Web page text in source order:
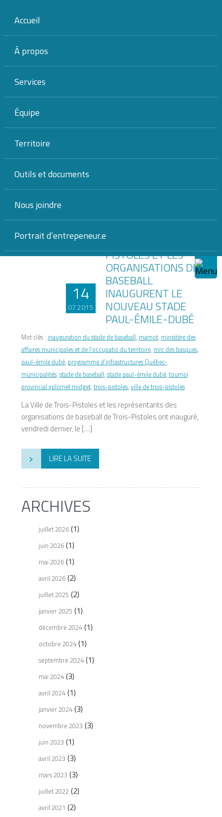
Accueil
À propos
Services
Équipe
Territoire
Outils et documents
Nous joindre
Portrait d’entrepeneur.e
Accueil>stade paul-émile dubé
Tous les articles :
paul-émile dubé
14
07 2015
LA VILLE DE TROIS-
PISTOLES ET LES
ORGANISATIONS DE
BASEBALL
INAUGURENT LE
NOUVEAU STADE
PAUL-ÉMILE-DUBÉ
Mot clés : inauguration du stade de baseball, mamot, ministère des
affaires municipales et de l'occupatio du territoire, mrc des basques,
paul-émile dubé, programme d'infrastructures Québec-
municipalités, stade de baseball, stade paul-émile dubé, tournoi
provincial xplornet midget, trois-pistoles, ville de trois-pistoles
La Ville de Trois-Pistoles et les représentants des
organisations de baseball de Trois-Pistoles ont inauguré,
vendredi dernier, le […]
› LIRE LA SUITE
ARCHIVES
juillet 2026(1)
juin 2026(1)
mai 2026(1)
avril 2026(2)
juillet 2025 (2)
janvier 2025 (1)
décembre 2024(1)
octobre 2024(1)
septembre 2024(1)
mai 2024(3)
avril 2024(1)
janvier 2024(3)
novembre 2023 (3)
juin 2023 (1)
avril 2023 (3)
mars 2023 (3)
juillet 2022 (2)
avril 2021 (2)